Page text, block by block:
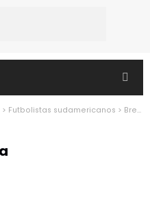
> Futbolistas sudamericanos > Brenner Souza Da Silva